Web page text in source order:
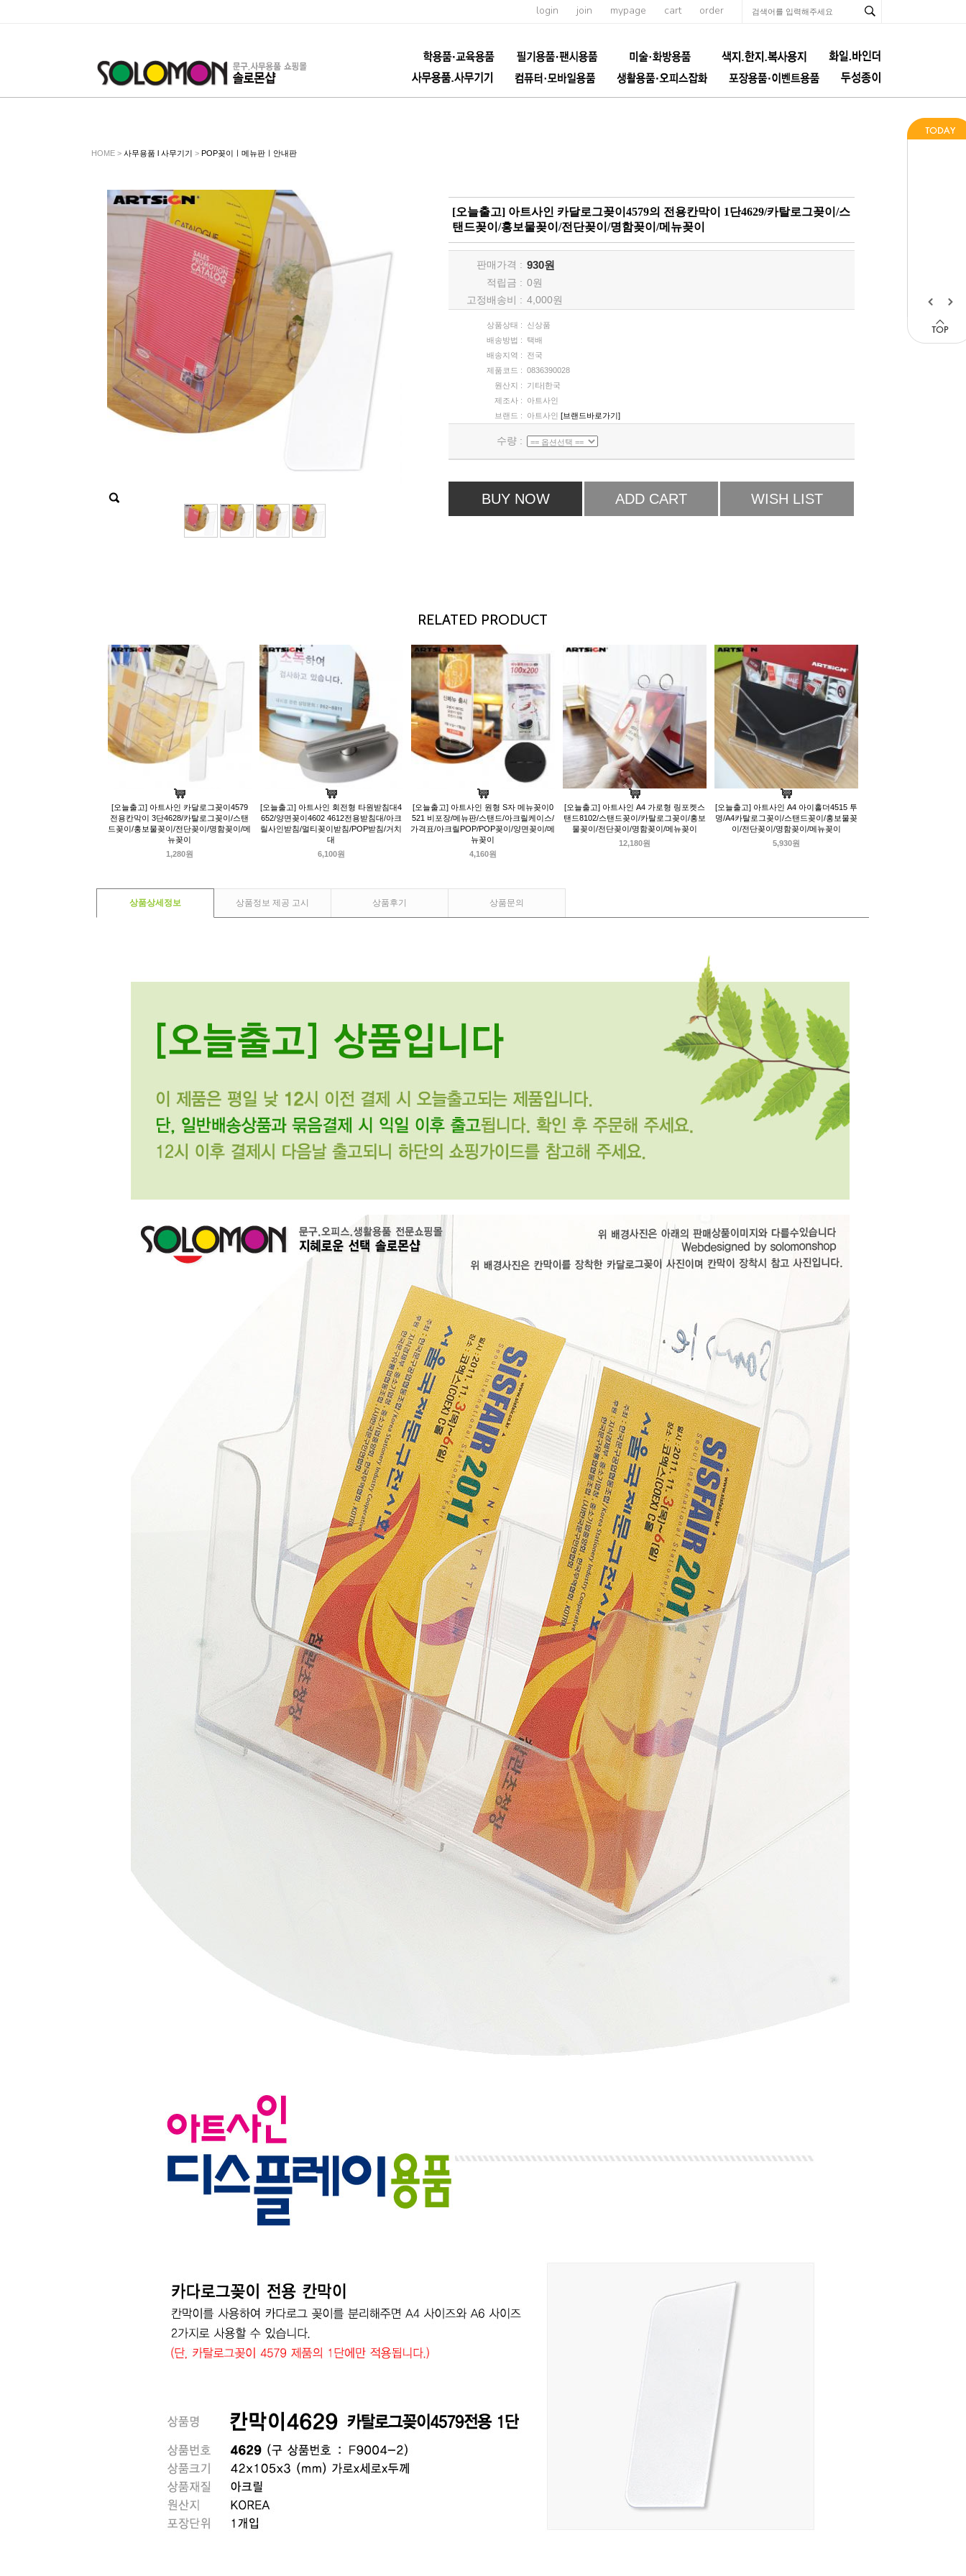
login join mypage cart order
HOME > 사무용품 l 사무기기 > POP꽂이ㅣ메뉴판ㅣ안내판
[오늘출고] 아트사인 카달로그꽂이4579의 전용칸막이 1단4629/카탈로그꽂이/스
탠드꽂이/홍보물꽂이/전단꽂이/명함꽂이/메뉴꽂이
판매가격 : 930원
적립금 : 0원
고정배송비 : 4,000원
상품상태 :
신상품
배송방법 :
택배
배송지역 :
전국
제품코드 : 0836390028
원산지 :
기타|한국
제조사 :
아트사인
브랜드 :
아트사인 [브랜드바로가기]
수량 :
BUY NOW ADD CART WISH LIST
RELATED PRODUCT
[오늘출고] 아트사인 카달로그꽂이4579
전용칸막이 3단4628/카탈로그꽂이/스탠
드꽂이/홍보물꽂이/전단꽂이/명함꽂이/메
뉴꽂이
1,280원
[오늘출고] 아트사인 회전형 타원받침대4
652/양면꽂이4602 4612전용받침대/아크
릴사인받침/멀티꽂이받침/POP받침/거치
대
6,100원
[오늘출고] 아트사인 원형 S자 메뉴꽂이0
521 비포장/메뉴판/스탠드/아크릴케이스/
가격표/아크릴POP/POP꽂이/양면꽂이/메
뉴꽂이
4,160원
[오늘출고] 아트사인 A4 가로형 링포켓스
탠드8102/스탠드꽂이/카탈로그꽂이/홍보
물꽂이/전단꽂이/명함꽂이/메뉴꽂이
12,180원
[오늘출고] 아트사인 A4 아이홀더4515 투
명/A4카탈로그꽂이/스탠드꽂이/홍보물꽂
이/전단꽂이/명함꽂이/메뉴꽂이
5,930원
상품상세정보 상품정보 제공 고시 상품후기 상품문의